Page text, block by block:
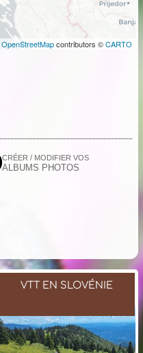
OpenStreetMapcontributors ©CARTO
CRÉER / MODIFIER VOS
ALBUMS PHOTOS
VTT EN SLOVÉNIE